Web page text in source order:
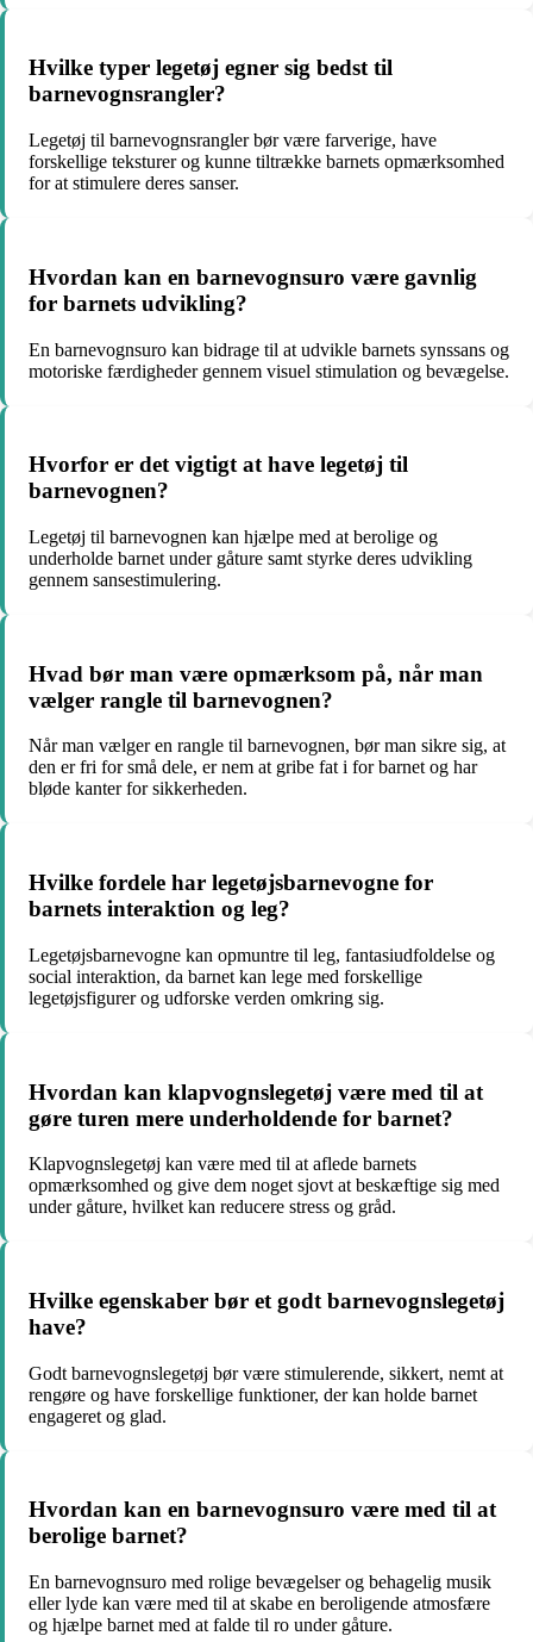
Hvilke typer legetøj egner sig bedst til
barnevognsrangler?
Legetøj til barnevognsrangler bør være farverige, have
forskellige teksturer og kunne tiltrække barnets opmærksomhed
for at stimulere deres sanser.
Hvordan kan en barnevognsuro være gavnlig
for barnets udvikling?
En barnevognsuro kan bidrage til at udvikle barnets synssans og
motoriske færdigheder gennem visuel stimulation og bevægelse.
Hvorfor er det vigtigt at have legetøj til
barnevognen?
Legetøj til barnevognen kan hjælpe med at berolige og
underholde barnet under gåture samt styrke deres udvikling
gennem sansestimulering.
Hvad bør man være opmærksom på, når man
vælger rangle til barnevognen?
Når man vælger en rangle til barnevognen, bør man sikre sig, at
den er fri for små dele, er nem at gribe fat i for barnet og har
bløde kanter for sikkerheden.
Hvilke fordele har legetøjsbarnevogne for
barnets interaktion og leg?
Legetøjsbarnevogne kan opmuntre til leg, fantasiudfoldelse og
social interaktion, da barnet kan lege med forskellige
legetøjsfigurer og udforske verden omkring sig.
Hvordan kan klapvognslegetøj være med til at
gøre turen mere underholdende for barnet?
Klapvognslegetøj kan være med til at aflede barnets
opmærksomhed og give dem noget sjovt at beskæftige sig med
under gåture, hvilket kan reducere stress og gråd.
Hvilke egenskaber bør et godt barnevognslegetøj
have?
Godt barnevognslegetøj bør være stimulerende, sikkert, nemt at
rengøre og have forskellige funktioner, der kan holde barnet
engageret og glad.
Hvordan kan en barnevognsuro være med til at
berolige barnet?
En barnevognsuro med rolige bevægelser og behagelig musik
eller lyde kan være med til at skabe en beroligende atmosfære
og hjælpe barnet med at falde til ro under gåture.